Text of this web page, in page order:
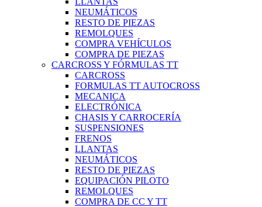
NEUMÁTICOS
RESTO DE PIEZAS
REMOLQUES
COMPRA VEHÍCULOS
COMPRA DE PIEZAS
CARCROSS Y FÓRMULAS TT
CARCROSS
FORMULAS TT AUTOCROSS
MECANICA
ELECTRÓNICA
CHASIS Y CARROCERÍA
SUSPENSIONES
FRENOS
LLANTAS
NEUMÁTICOS
RESTO DE PIEZAS
EQUIPACIÓN PILOTO
REMOLQUES
COMPRA DE CC Y TT